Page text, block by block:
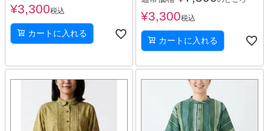
¥3,300税込
カートに入れる
¥3,300税込
カートに入れる